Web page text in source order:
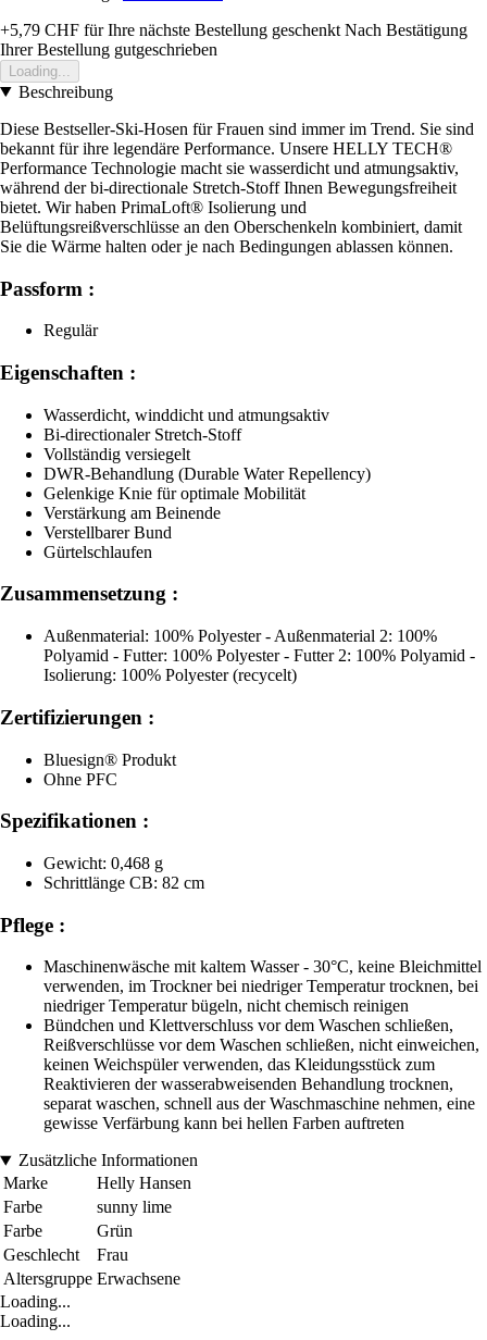
+5,79 CHF für Ihre nächste Bestellung geschenkt Nach Bestätigung
Ihrer Bestellung gutgeschrieben
Loading...
Beschreibung
Diese Bestseller-Ski-Hosen für Frauen sind immer im Trend. Sie sind
bekannt für ihre legendäre Performance. Unsere HELLY TECH®
Performance Technologie macht sie wasserdicht und atmungsaktiv,
während der bi-directionale Stretch-Stoff Ihnen Bewegungsfreiheit
bietet. Wir haben PrimaLoft® Isolierung und
Belüftungsreißverschlüsse an den Oberschenkeln kombiniert, damit
Sie die Wärme halten oder je nach Bedingungen ablassen können.
Passform :
Regulär
Eigenschaften :
Wasserdicht, winddicht und atmungsaktiv
Bi-directionaler Stretch-Stoff
Vollständig versiegelt
DWR-Behandlung (Durable Water Repellency)
Gelenkige Knie für optimale Mobilität
Verstärkung am Beinende
Verstellbarer Bund
Gürtelschlaufen
Zusammensetzung :
Außenmaterial: 100% Polyester - Außenmaterial 2: 100%
Polyamid - Futter: 100% Polyester - Futter 2: 100% Polyamid -
Isolierung: 100% Polyester (recycelt)
Zertifizierungen :
Bluesign® Produkt
Ohne PFC
Spezifikationen :
Gewicht: 0,468 g
Schrittlänge CB: 82 cm
Pflege :
Maschinenwäsche mit kaltem Wasser - 30°C, keine Bleichmittel
verwenden, im Trockner bei niedriger Temperatur trocknen, bei
niedriger Temperatur bügeln, nicht chemisch reinigen
Bündchen und Klettverschluss vor dem Waschen schließen,
Reißverschlüsse vor dem Waschen schließen, nicht einweichen,
keinen Weichspüler verwenden, das Kleidungsstück zum
Reaktivieren der wasserabweisenden Behandlung trocknen,
separat waschen, schnell aus der Waschmaschine nehmen, eine
gewisse Verfärbung kann bei hellen Farben auftreten
Zusätzliche Informationen
Marke
Helly Hansen
Farbe
sunny lime
Farbe
Grün
Geschlecht
Frau
Altersgruppe Erwachsene
Loading...
Loading...